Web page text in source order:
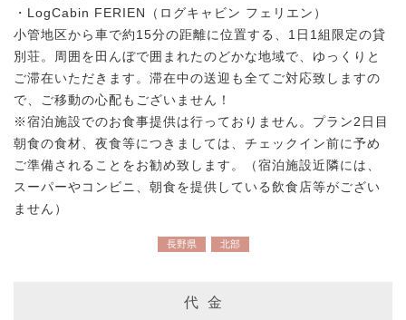
・LogCabin FERIEN（ログキャビン フェリエン）
小管地区から車で約15分の距離に位置する、1日1組限定の貸
別荘。周囲を田んぼで囲まれたのどかな地域で、ゆっくりと
ご滞在いただきます。滞在中の送迎も全てご対応致しますの
で、ご移動の心配もございません！
※宿泊施設でのお食事提供は行っておりません。プラン2日目
朝食の食材、夜食等につきましては、チェックイン前に予め
ご準備されることをお勧め致します。（宿泊施設近隣には、
スーパーやコンビニ、朝食を提供している飲食店等がござい
ません）
長野県 北部
代 金